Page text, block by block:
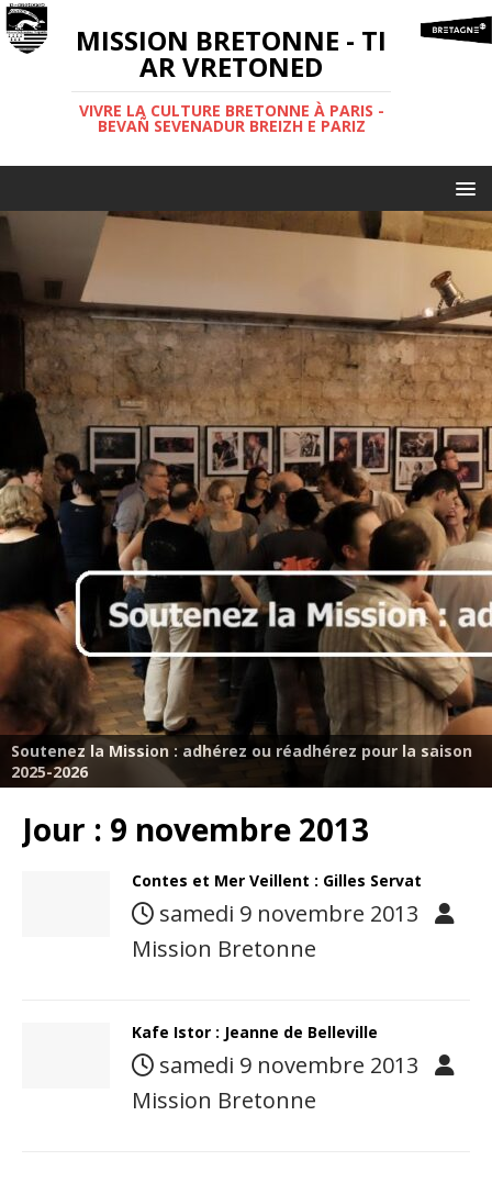
MISSION BRETONNE - TI
AR VRETONED
VIVRE LA CULTURE BRETONNE À PARIS -
BEVAÑ SEVENADUR BREIZH E PARIZ
Soutenez la Mission : adhérez ou réadhérez pour la saison
2025-2026
Jour : 9 novembre 2013
Contes et Mer Veillent : Gilles Servat
samedi 9 novembre 2013
Mission Bretonne
Kafe Istor : Jeanne de Belleville
samedi 9 novembre 2013
Mission Bretonne